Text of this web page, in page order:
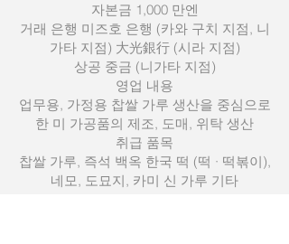
자본금 1,000 만엔
거래 은행 미즈호 은행 (카와 구치 지점, 니
가타 지점) 大光銀行 (시라 지점)
상공 중금 (니가타 지점)
영업 내용
업무용, 가정용 찹쌀 가루 생산을 중심으로
한 미 가공품의 제조, 도매, 위탁 생산
취급 품목
찹쌀 가루, 즉석 백옥 한국 떡 (떡 · 떡볶이),
네모, 도묘지, 카미 신 가루 기타